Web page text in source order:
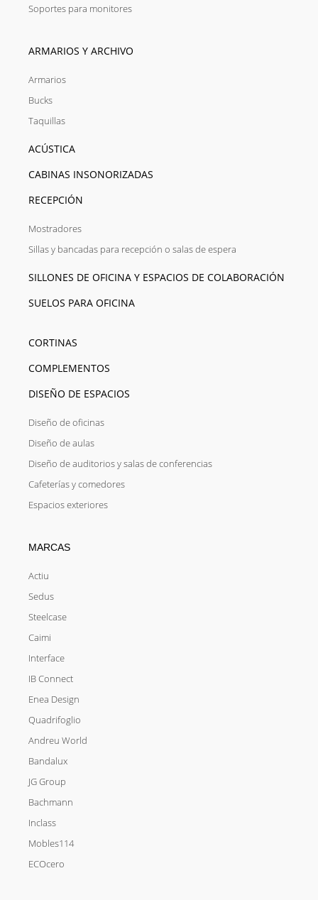
Soportes para monitores
ARMARIOS Y ARCHIVO
Armarios
Bucks
Taquillas
ACÚSTICA
CABINAS INSONORIZADAS
RECEPCIÓN
Mostradores
Sillas y bancadas para recepción o salas de espera
SILLONES DE OFICINA Y ESPACIOS DE COLABORACIÓN
SUELOS PARA OFICINA
CORTINAS
COMPLEMENTOS
DISEÑO DE ESPACIOS
Diseño de oficinas
Diseño de aulas
Diseño de auditorios y salas de conferencias
Cafeterías y comedores
Espacios exteriores
MARCAS
Actiu
Sedus
Steelcase
Caimi
Interface
IB Connect
Enea Design
Quadrifoglio
Andreu World
Bandalux
JG Group
Bachmann
Inclass
Mobles114
ECOcero